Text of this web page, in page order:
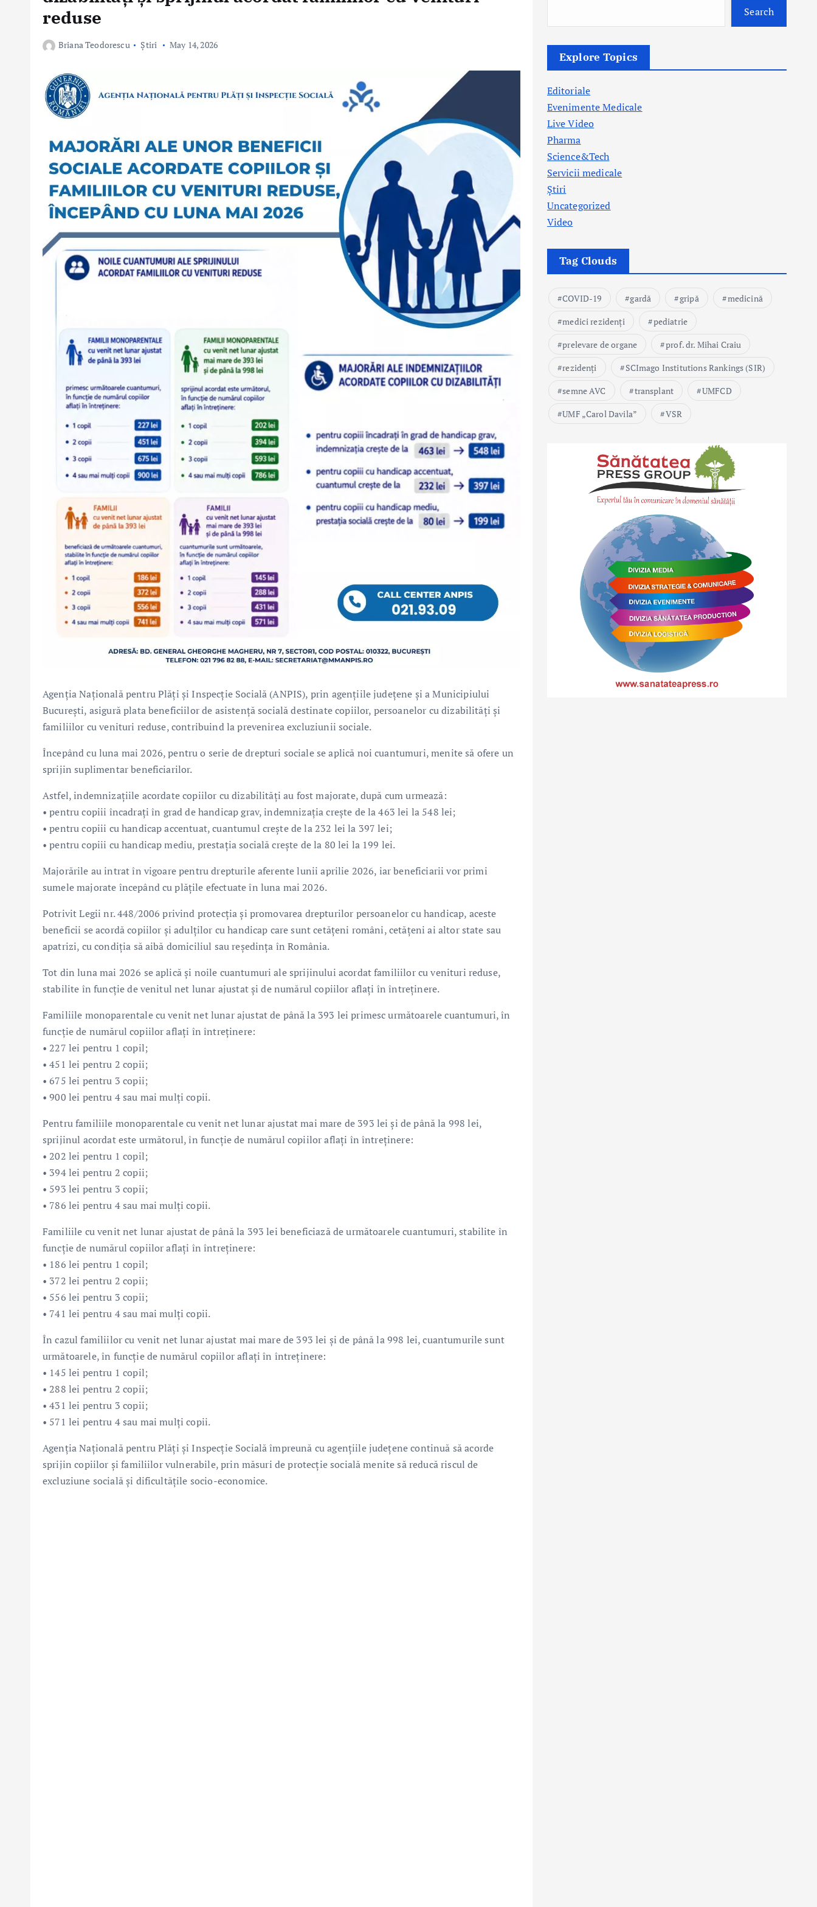
reduse
Briana Teodorescu Știri May 14, 2026
Agenția Națională pentru Plăți și Inspecție Socială (ANPIS), prin agențiile județene și a Municipiului
București, asigură plata beneficiilor de asistență socială destinate copiilor, persoanelor cu dizabilități și
familiilor cu venituri reduse, contribuind la prevenirea excluziunii sociale.
Începând cu luna mai 2026, pentru o serie de drepturi sociale se aplică noi cuantumuri, menite să ofere un
sprijin suplimentar beneficiarilor.
Astfel, indemnizațiile acordate copiilor cu dizabilități au fost majorate, după cum urmează:
• pentru copiii încadrați în grad de handicap grav, indemnizația crește de la 463 lei la 548 lei;
• pentru copiii cu handicap accentuat, cuantumul crește de la 232 lei la 397 lei;
• pentru copiii cu handicap mediu, prestația socială crește de la 80 lei la 199 lei.
Majorările au intrat în vigoare pentru drepturile aferente lunii aprilie 2026, iar beneficiarii vor primi
sumele majorate începând cu plățile efectuate în luna mai 2026.
Potrivit Legii nr. 448/2006 privind protecția și promovarea drepturilor persoanelor cu handicap, aceste
beneficii se acordă copiilor și adulților cu handicap care sunt cetățeni români, cetățeni ai altor state sau
apatrizi, cu condiția să aibă domiciliul sau reședința în România.
Tot din luna mai 2026 se aplică și noile cuantumuri ale sprijinului acordat familiilor cu venituri reduse,
stabilite în funcție de venitul net lunar ajustat și de numărul copiilor aflați în întreținere.
Familiile monoparentale cu venit net lunar ajustat de până la 393 lei primesc următoarele cuantumuri, în
funcție de numărul copiilor aflați în întreținere:
• 227 lei pentru 1 copil;
• 451 lei pentru 2 copii;
• 675 lei pentru 3 copii;
• 900 lei pentru 4 sau mai mulți copii.
Pentru familiile monoparentale cu venit net lunar ajustat mai mare de 393 lei și de până la 998 lei,
sprijinul acordat este următorul, în funcție de numărul copiilor aflați în întreținere:
• 202 lei pentru 1 copil;
• 394 lei pentru 2 copii;
• 593 lei pentru 3 copii;
• 786 lei pentru 4 sau mai mulți copii.
Familiile cu venit net lunar ajustat de până la 393 lei beneficiază de următoarele cuantumuri, stabilite în
funcție de numărul copiilor aflați în întreținere:
• 186 lei pentru 1 copil;
• 372 lei pentru 2 copii;
• 556 lei pentru 3 copii;
• 741 lei pentru 4 sau mai mulți copii.
În cazul familiilor cu venit net lunar ajustat mai mare de 393 lei și de până la 998 lei, cuantumurile sunt
următoarele, în funcție de numărul copiilor aflați în întreținere:
• 145 lei pentru 1 copil;
• 288 lei pentru 2 copii;
• 431 lei pentru 3 copii;
• 571 lei pentru 4 sau mai mulți copii.
Agenția Națională pentru Plăți și Inspecție Socială împreună cu agențiile județene continuă să acorde
sprijin copiilor și familiilor vulnerabile, prin măsuri de protecție socială menite să reducă riscul de
excluziune socială și dificultățile socio-economice.
Search
Explore Topics
Editoriale
Evenimente Medicale
Live Video
Pharma
Science&Tech
Servicii medicale
Știri
Uncategorized
Video
Tag Clouds
COVID-19 gardă gripă
medicină
medici rezidenți
pediatrie
prelevare de organe
prof. dr. Mihai Craiu
rezidenți
SCImago Institutions Rankings (SIR)
semne AVC
transplant
UMFCD
UMF „Carol Davila”
VSR